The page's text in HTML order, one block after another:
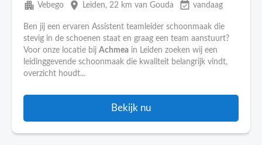
apartment Vebego place Leiden, 22 km van Gouda event_available vandaag
Ben jij een ervaren Assistent teamleider schoonmaak die
stevig in de schoenen staat en graag een team aanstuurt?
Voor onze locatie bij Achmea in Leiden zoeken wij een
leidinggevende schoonmaak die kwaliteit belangrijk vindt,
overzicht houdt...
Bekijk nu